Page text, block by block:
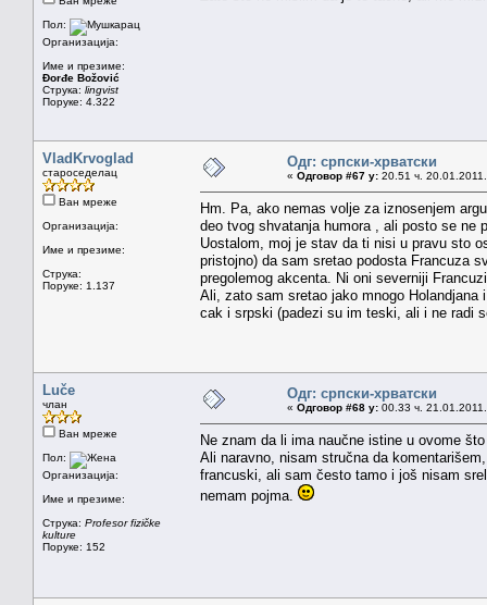
Пол:
Организација:
Име и презиме:
Đorđe Božović
Струка: lingvist
Поруке: 4.322
VladKrvoglad
староседелац
Ван мреже
Организација:
Име и презиме:
Струка:
Поруке: 1.137
Одг: српски-хрватски
« Одговор #67 у: 20.51 ч.
Hm. Pa, ako nemas volje za iznosenjem
deo tvog shvatanja humora , ali posto se ne
Uostalom, moj je stav da ti nisi u pravu sto
pristojno) da sam sretao podosta Francuza
pregolemog akcenta. Ni oni severniji
Ali, zato sam sretao jako mnogo
cak i srpski (padezi su im teski, ali i ne radi
Luče
члан
Ван мреже
Пол:
Организација:
Име и презиме:
Струка: Profesor fizičke
kulture
Поруке: 152
Одг: српски-хрватски
« Одговор #68 у: 00.33 ч.
Ne znam da li ima naučne istine u ovome
Ali naravno, nisam stručna da
francuski, ali sam često tamo i još nisam
nemam pojma.